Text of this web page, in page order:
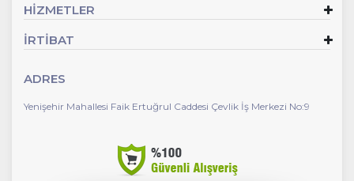
HİZMETLER
İRTİBAT
ADRES
Yenişehir Mahallesi Faik Ertuğrul Caddesi Çevlik İş Merkezi No:9